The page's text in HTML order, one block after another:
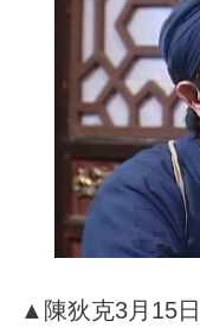
▲陳狄克3月15